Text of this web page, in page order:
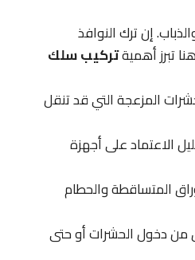
إن ترك النوافذ
تبرز أهميةتركيب سلك
المزعجة التي قد تنقل
الاعتماد على أجهزة
المتساقطة والحطام
من دخول الحشرات أو حتى